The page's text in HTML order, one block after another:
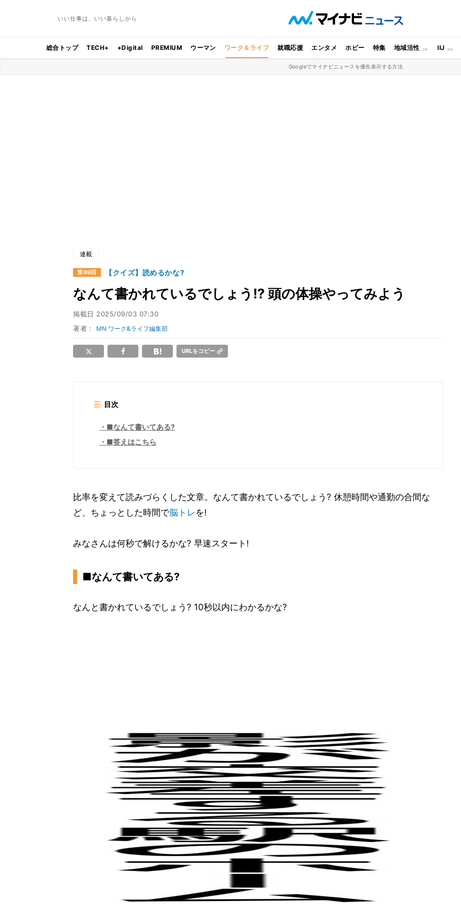
いい仕事は、いい暮らしから
総合トップ TECH+ +Digital PREMIUM ウーマン ワーク＆ライフ 就職応援 エンタメ ホビー 特集 地域活性 IIJ
Googleでマイナビニュースを優先表示する方法
連載
第99回 【クイズ】読めるかな?
なんて書かれているでしょう!? 頭の体操やってみよう
掲載日 2025/09/03 07:30
著者： MN ワーク&ライフ編集部
URLをコピー
目次
■なんて書いてある?
■答えはこちら
比率を変えて読みづらくした文章。なんて書かれているでしょう? 休憩時間や通勤の合間な
ど、ちょっとした時間で脳トレ を!
みなさんは何秒で解けるかな? 早速スタート!
■なんて書いてある?
なんと書かれているでしょう? 10秒以内にわかるかな?